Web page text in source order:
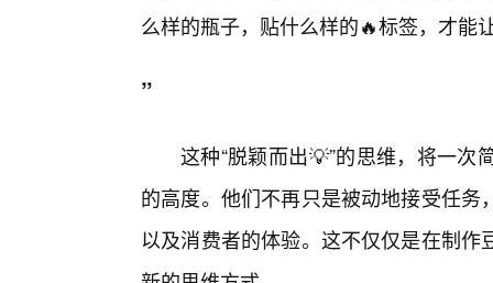
么样的瓶子，贴什么样的🔥标签，才能
”
这种“脱颖而出💡”的思维，将一
的高度。他们不再只是被动地接受任
以及消费者的体验。这不仅仅是在制